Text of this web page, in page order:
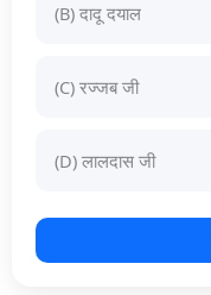
(B) दादू दयाल
(C) रज्जब जी
(D) लालदास जी